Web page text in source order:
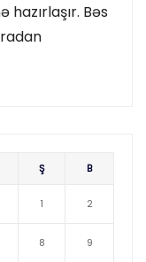
Bəs
Ş B
1 2
8 9